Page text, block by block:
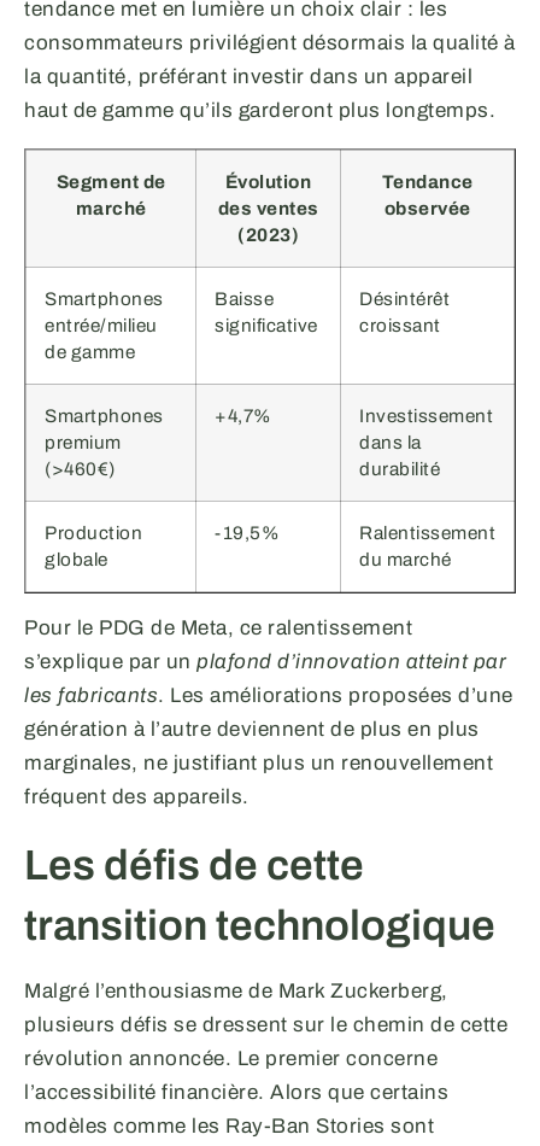
tendance met en lumière un choix clair : les
consommateurs privilégient désormais la qualité à
la quantité, préférant investir dans un appareil
haut de gamme qu’ils garderont plus longtemps.
Segment de
marché
Évolution
des ventes
(2023)
Tendance
observée
Smartphones
entrée/milieu
de gamme
Baisse
significative
Désintérêt
croissant
Smartphones
premium
(>460€)
+4,7%
Investissement
dans la
durabilité
Production
globale
-19,5%
Ralentissement
du marché
Pour le PDG de Meta, ce ralentissement
s’explique par un plafond d’innovation atteint par
les fabricants. Les améliorations proposées d’une
génération à l’autre deviennent de plus en plus
marginales, ne justifiant plus un renouvellement
fréquent des appareils.
Les défis de cette
transition technologique
Malgré l’enthousiasme de Mark Zuckerberg,
plusieurs défis se dressent sur le chemin de cette
révolution annoncée. Le premier concerne
l’accessibilité financière. Alors que certains
modèles comme les Ray-Ban Stories sont